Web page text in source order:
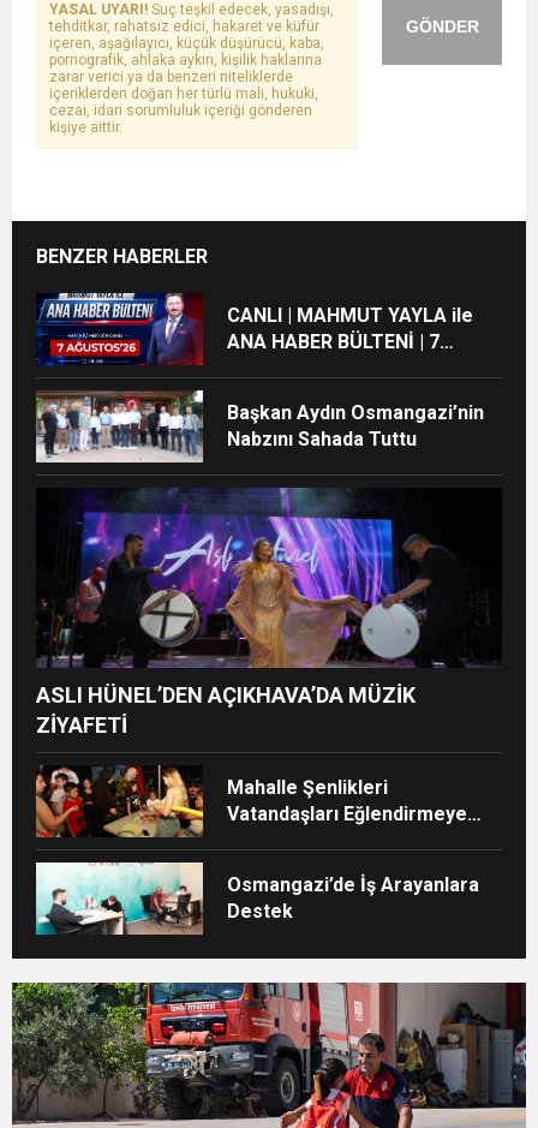
GÖNDER
YASAL UYARI! Suç teşkil edecek, yasadışı,
tehditkar, rahatsız edici, hakaret ve küfür
içeren, aşağılayıcı, küçük düşürücü, kaba,
pornografik, ahlaka aykırı, kişilik haklarına
zarar verici ya da benzeri niteliklerde
içeriklerden doğan her türlü mali, hukuki,
cezai, idari sorumluluk içeriği gönderen
kişiye aittir.
BENZER HABERLER
CANLI | MAHMUT YAYLA ile
ANA HABER BÜLTENİ | 7
Başkan Aydın Osmangazi’nin
Nabzını Sahada Tuttu
ASLI HÜNEL’DEN AÇIKHAVA’DA MÜZİK
ZİYAFETİ
Mahalle Şenlikleri
Vatandaşları Eğlendirmeye
Osmangazi’de İş Arayanlara
Destek